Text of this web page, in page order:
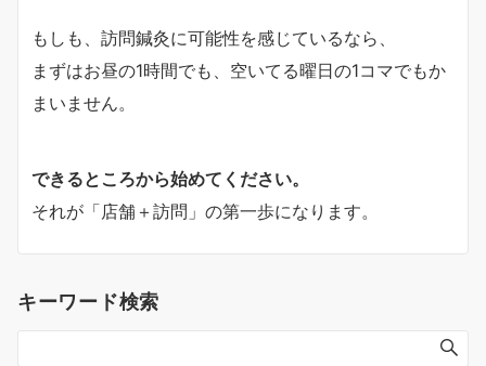
もしも、訪問鍼灸に可能性を感じているなら、
まずはお昼の1時間でも、空いてる曜日の1コマでもか
まいません。
できるところから始めてください。
それが「店舗＋訪問」の第一歩になります。
キーワード検索